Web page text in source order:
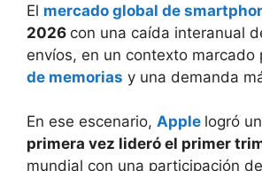
El mercado global de
2026 con una caída interanual
envíos, en un contexto marcado
de memorias y una demanda
En ese escenario, Apple logró
primera vez lideró el primer
mundial con una participación